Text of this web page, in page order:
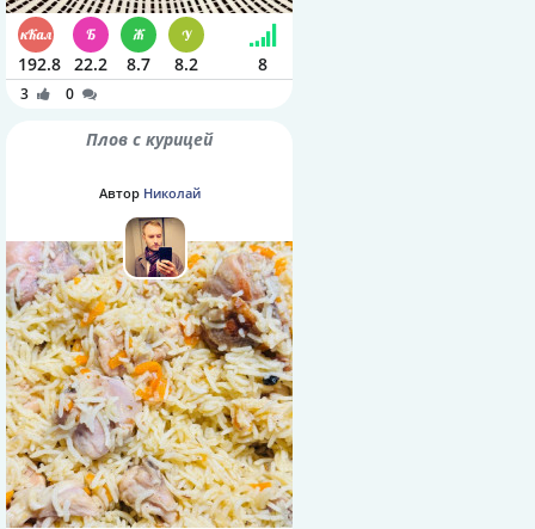
192.8 22.2 8.7 8.2 8
3 0
Плов с курицей
Автор Николай